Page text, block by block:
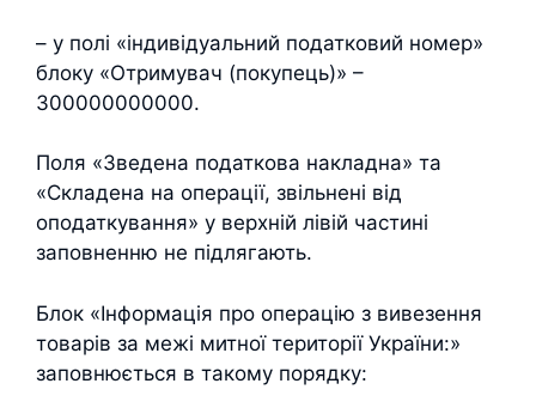
– у полі «індивідуальний податковий номер»
блоку «Отримувач (покупець)» –
300000000000.
Поля «Зведена податкова накладна» та
«Складена на операції, звільнені від
оподаткування» у верхній лівій частині
заповненню не підлягають.
Блок «Інформація про операцію з вивезення
товарів за межі митної території України:»
заповнюється в такому порядку: